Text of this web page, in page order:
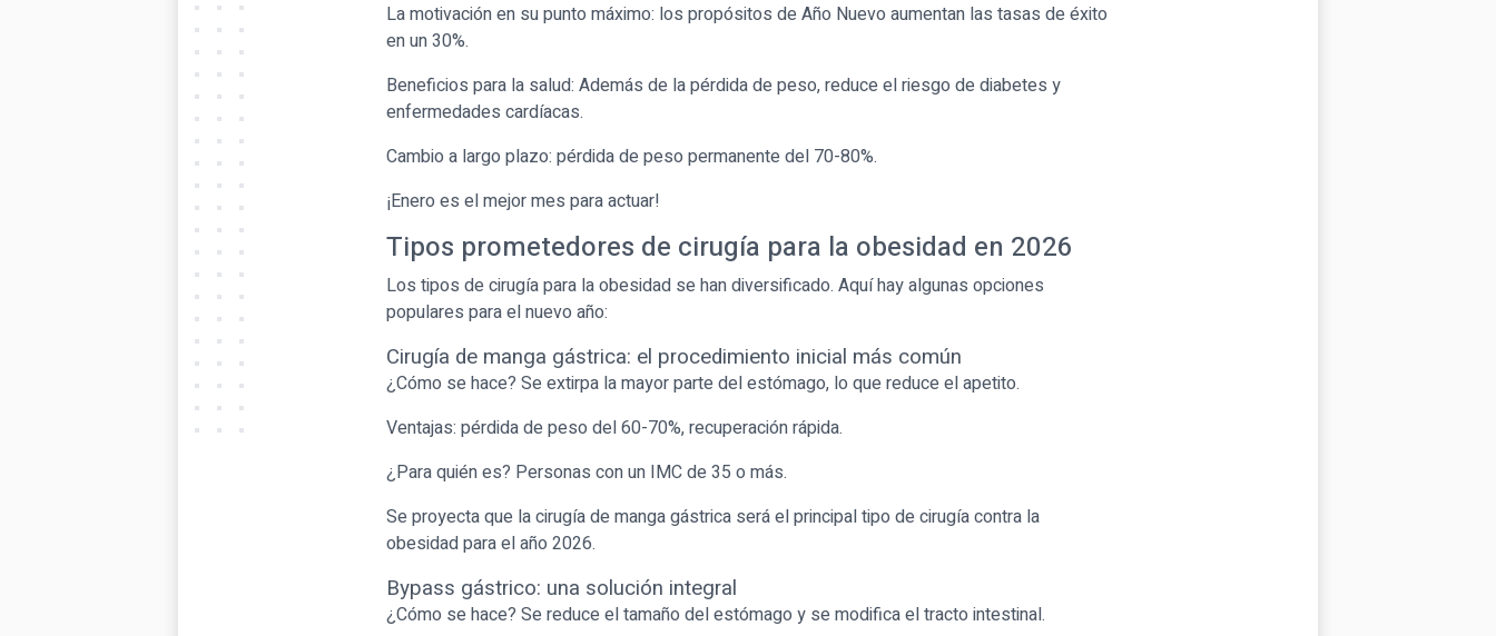
La motivación en su punto máximo: los propósitos de Año Nuevo aumentan las tasas de éxito
en un 30%.
Beneficios para la salud: Además de la pérdida de peso, reduce el riesgo de diabetes y
enfermedades cardíacas.
Cambio a largo plazo: pérdida de peso permanente del 70-80%.
¡Enero es el mejor mes para actuar!
Tipos prometedores de cirugía para la obesidad en 2026
Los tipos de cirugía para la obesidad se han diversificado. Aquí hay algunas opciones
populares para el nuevo año:
Cirugía de manga gástrica: el procedimiento inicial más común
¿Cómo se hace? Se extirpa la mayor parte del estómago, lo que reduce el apetito.
Ventajas: pérdida de peso del 60-70%, recuperación rápida.
¿Para quién es? Personas con un IMC de 35 o más.
Se proyecta que la cirugía de manga gástrica será el principal tipo de cirugía contra la
obesidad para el año 2026.
Bypass gástrico: una solución integral
¿Cómo se hace? Se reduce el tamaño del estómago y se modifica el tracto intestinal.